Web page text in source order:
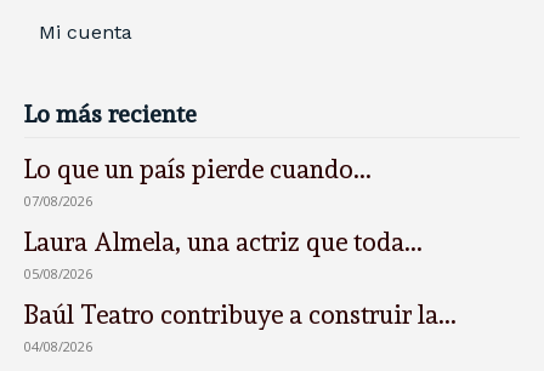
Mi cuenta
Lo más reciente
Lo que un país pierde cuando...
07/08/2026
Laura Almela, una actriz que toda...
05/08/2026
Baúl Teatro contribuye a construir la...
04/08/2026